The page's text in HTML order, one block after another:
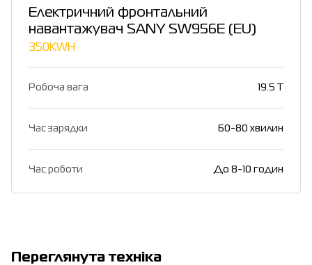
Електричний фронтальний
навантажувач SANY SW956E (EU)
350KWH
Робоча вага 19.5 T
Час зарядки 60-80 хвилин
Час роботи До 8-10 годин
Переглянута техніка